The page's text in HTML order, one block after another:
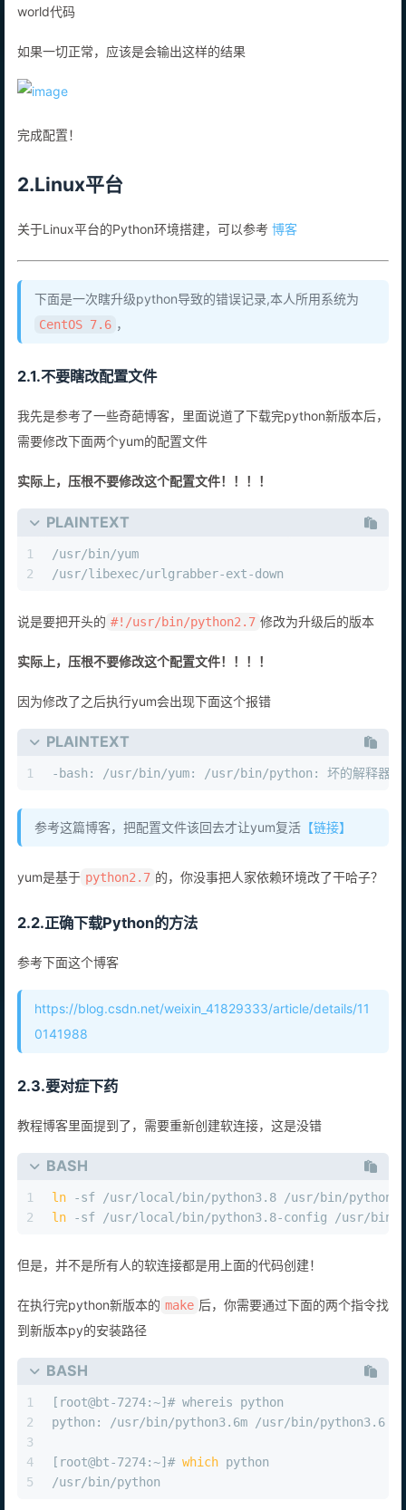
world代码
如果一切正常，应该是会输出这样的结果
完成配置！
2.Linux平台
关于Linux平台的Python环境搭建，可以参考 博客
下面是一次瞎升级python导致的错误记录,本人所用系统为
CentOS 7.6 ，
2.1.不要瞎改配置文件
我先是参考了一些奇葩博客，里面说道了下载完python新版本后，
需要修改下面两个yum的配置文件
实际上，压根不要修改这个配置文件！！！！
PLAINTEXT
1
2
/usr/bin/yum
/usr/libexec/urlgrabber-ext-down
说是要把开头的 #!/usr/bin/python2.7 修改为升级后的版本
实际上，压根不要修改这个配置文件！！！！
因为修改了之后执行yum会出现下面这个报错
PLAINTEXT
1 -bash: /usr/bin/yum: /usr/bin/python: 坏的解释器: 没
参考这篇博客，把配置文件该回去才让yum复活 【链接】
yum是基于 python2.7 的，你没事把人家依赖环境改了干哈子？
2.2.正确下载Python的方法
参考下面这个博客
https://blog.csdn.net/weixin_41829333/article/details/11
0141988
2.3.要对症下药
教程博客里面提到了，需要重新创建软连接，这是没错
BASH
1
2
ln -sf /usr/local/bin/python3.8 /usr/bin/python
ln -sf /usr/local/bin/python3.8-config /usr/bin/
但是，并不是所有人的软连接都是用上面的代码创建！
在执行完python新版本的 make 后，你需要通过下面的两个指令找
到新版本py的安装路径
BASH
1
2
3
4
5
[root@bt-7274:~]# whereis python
python: /usr/bin/python3.6m /usr/bin/python3.6
[root@bt-7274:~]# which python
/usr/bin/python